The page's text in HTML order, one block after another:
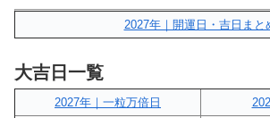
2027年｜開運日・吉日まと
大吉日一覧
2027年｜一粒万倍日